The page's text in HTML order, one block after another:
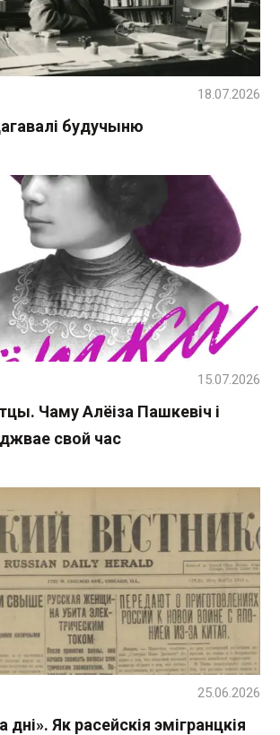
будучыню
18.07.2026
Чаму Алёіза Пашкевіч і
свой час
15.07.2026
Як расейскія эмігранцкія
25.06.2026